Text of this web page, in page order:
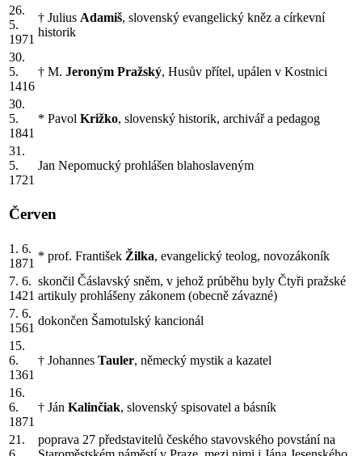
26.
5.
1971
† Julius Adamiš, slovenský evangelický kněz a církevní
historik
30.
5.
1416
† M. Jeroným Pražský, Husův přítel, upálen v Kostnici
30.
5.
1841
* Pavol Križko, slovenský historik, archivář a pedagog
31.
5.
1721
Jan Nepomucký prohlášen blahoslaveným
Červen
1. 6.
1871
* prof. František Žilka, evangelický teolog, novozákoník
7. 6.
1421
skončil Čáslavský sněm, v jehož průběhu byly Čtyři pražské
artikuly prohlášeny zákonem (obecně závazné)
7. 6.
1561
dokončen Šamotulský kancionál
15.
6.
1361
† Johannes Tauler, německý mystik a kazatel
16.
6.
1871
† Ján Kalinčiak, slovenský spisovatel a básník
21.
poprava 27 představitelů českého stavovského povstání na